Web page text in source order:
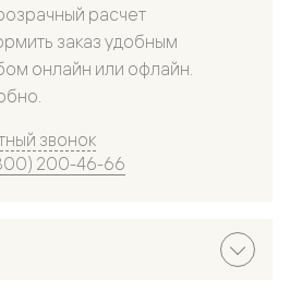
расчет
заказ удобным
онлайн или офлайн.
звонок
200-46-66